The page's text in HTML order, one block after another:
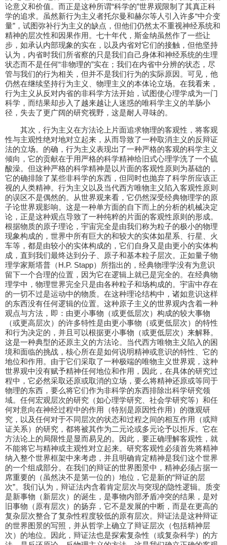
论意义和价值。而正是这种所谓“科学的”世界观限制了其真正科
学的追求。虽然新行为主义者托尔曼和赫尔等人引入许多“中介变
量”，试图弥补行为主义的缺点，但他们仍然太不重视神经系统和
精神的层次性和因果作用。七十年代，斯金纳虽然作了一些让
步，如承认内部现象的实在，以及内省对它们的接触，但他坚持
认为，内省时我们所省察的只是我们自己身体和神经系统的生理
状态而不是任何“非物理的”实在；我们在内省中分辨的状态，尽
管与我们的行为相关，但并不是我们行为的实际原因。可见，他
仍然在继续坚持行为主义、物理主义的本体论立场。在我看来，
行为主义从反对内省的非科学方法开始，试图使心理学成为一门
科学，而结果却步入了越来越让人迷惑的唯科学主义的羊肠小
径，失去了更广阔的研究视野，这是耐人寻味的。
其次，行为主义在方法论上片面追求物理的客观性，将客观
性与主观性绝对地对立起来，从而导致了一种取消主义的反辩证
法的立场。的确，行为主义表现出了一种严格的客观的科学主义
倾向，它的贡献在于用严格的科学精神给旧式心理学洗了一个硫
酸澡。但这种严格的科学精神是以片面的客观性原则为基础的，
它的确排除了某些非科学的东西，但同时也抛弃了科学所应该正
视的人类精神。行为主义以及当代西方唯物主义陷入客观性原则
的误区不是偶然的。从世界观来看，它仍然深受经典物理学的原
子论世界观影响。这是一种单方面的自下而上的分析的机械决定
论，正是这种观点导致了一种纯粹的片面的客观性原则的形成。
根据物质的原子理论，宇宙完全是由我们称为粒子的极小的物理
现象构成的，世界中所有巨大的和较大的实体如星系、行星、火
车等，都是由较小的实体构成的，它们自身又是由更小的实体构
成，直到我们最终达到分子、原子和基本粒子层次。正如量子物
理学家斯塔普（H.P. Stapp）所指出的，经典物理学没有为意识
留下一个合理的位置，因为它在逻辑上就已是完全的。在经典物
理学中，物理世界完全只是由各种粒子和场构成的。宇宙中存在
的一切不过是运动中的物质。在这种理论结构中，诸如意识这样
的东西没有任何逻辑的位置。这种原子主义的世界观内含着一种
观点与方法，即：由更小事物（或更低层次）构成的较大事物
（或更高层次）的许多特性是由更小事物（或更低层次）的特性
和行为决定的，并且可以根据更小事物（或更低层次）来解释。
这是一种典型的还原主义的方法论。当代西方唯物主义陷入的困
境和面临的挑战，核心所在是如何说明精神或意识的特性、它的
地位和作用。由于它们采取了一种极端的唯物主义世界观，这种
世界观中没有赋予精神任何地位和作用，因此，在具体的研究过
程中，它必然采取还原或取消的立场，要么将精神还原或等同于
物理的东西，要么将它们作为非科学的东西排除出科学研究领
域。任何宏观层次的研究（如心理学研究、社会学研究等）和任
何对意向在神经过程中的作用（特别是原因性作用）的微观研
究，以及任何对于不同层次的状态和过程之间的相互作用（或辩
证关系）的研究，都将被其作为二元论或多元论予以拒斥。它在
方法论上的局限性是显而易见的。因此，要正确理解客观性，就
不能将它与精神或主观性对立起来。研究客观性必须首先将精神
纳入整个世界框架中来考虑，并且明确肯定精神是我们这个世界
的一个组成部分。在我们的辩证的世界图景中，精神必须占据一
席重要的（虽然决不是第一位的）地位，它是新的“辩证的层
次”。我们认为，辩证法内含着肯定层次与突现的隐性逻辑。质变
是新事物（新层次）的诞生，是事物内部矛盾冲突的结果，是对
旧事物（原有层次）的扬弃，它不是发展的中断，而是在更高的
复杂层次整合了复杂性程度较低的原有层次。辩证法是这种辩证
的世界图景的写照，并从哲学上确立了辩证层次（包括精神层
次）的地位。因此，辩证法也是探索复杂性（或复杂科学）的方